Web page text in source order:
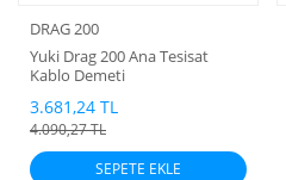
DRAG 200
Yuki Drag 200 Ana Tesisat
Kablo Demeti
3.681,24 TL
4.090,27 TL
SEPETE EKLE